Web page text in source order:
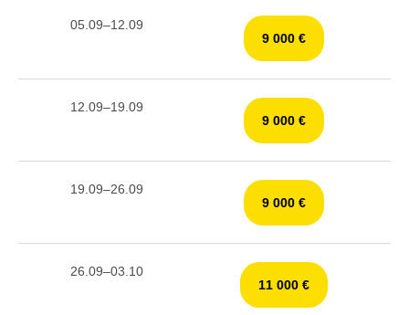
05.09–12.09
9 000 €
12.09–19.09
9 000 €
19.09–26.09
9 000 €
26.09–03.10
11 000 €